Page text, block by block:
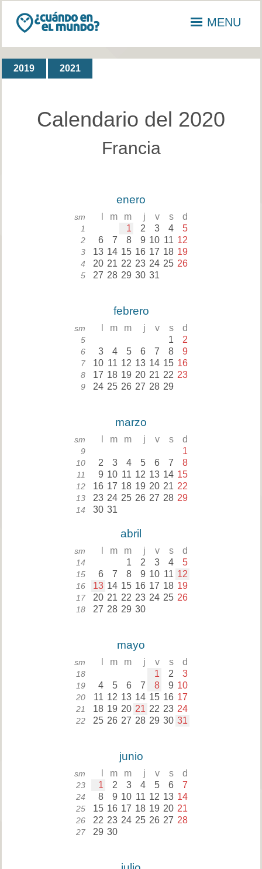
MENU
2019 2021
Calendario del 2020
Francia
enero
sm m m j v s d
1 1 2 3 4 5
2 6 7 8 9 10 11 12
3 13 14 15 16 17 18 19
4 20 21 22 23 24 25 26
5 27 28 29 30 31
febrero
sm m m j v s d
5 1 2
6 3 4 5 6 7 8 9
7 10 11 12 13 14 15 16
8 17 18 19 20 21 22 23
9 24 25 26 27 28 29
marzo
sm m m j v s d
9 1
10 2 3 4 5 6 7 8
11 9 10 11 12 13 14 15
12 16 17 18 19 20 21 22
13 23 24 25 26 27 28 29
14 30 31
abril
sm m m j v s d
14 1 2 3 4 5
15 6 7 8 9 10 11 12
16 13 14 15 16 17 18 19
17 20 21 22 23 24 25 26
18 27 28 29 30
mayo
sm m m j v s d
18 1 2 3
19 4 5 6 7 8 9 10
20 11 12 13 14 15 16 17
21 18 19 20 21 22 23 24
22 25 26 27 28 29 30 31
junio
sm m m j v s d
23 1 2 3 4 5 6 7
24 8 9 10 11 12 13 14
25 15 16 17 18 19 20 21
26 22 23 24 25 26 27 28
27 29 30